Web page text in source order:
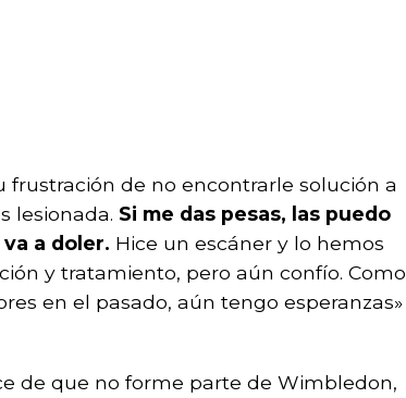
frustración de no encontrarle solución a
lesionada. Si me das pesas, las puedo
a doler. Hice un escáner y lo hemos
y tratamiento, pero aún confío. Como
en el pasado, aún tengo esperanzas»
de que no forme parte de Wimbledon,